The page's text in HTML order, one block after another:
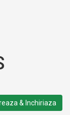
& Inchiriaza